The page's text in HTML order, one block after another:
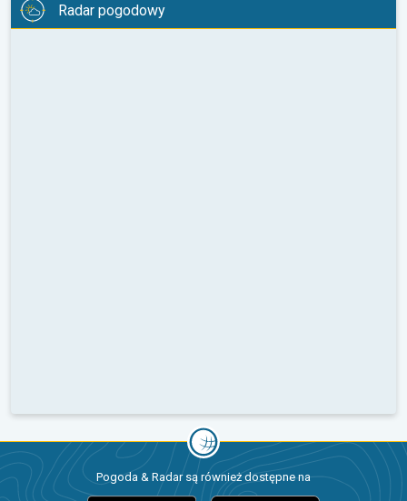
Radar pogodowy
Pogoda & Radar są również dostępne na